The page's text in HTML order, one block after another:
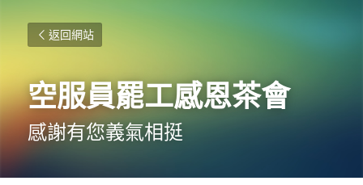
返回網站
空服員罷工感恩茶會
感謝有您義氣相挺